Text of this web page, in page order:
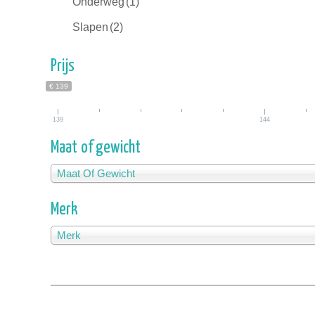
Slapen (2)
Prijs
€ 139
139 144
Maat of gewicht
Maat Of Gewicht
Merk
Merk